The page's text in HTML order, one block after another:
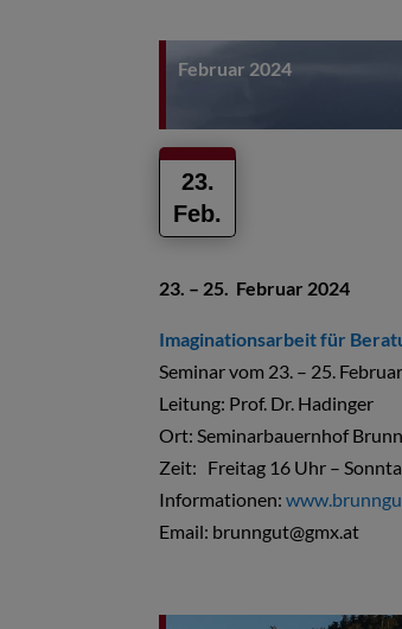
Februar 2024
23.
Feb.
23. – 25. Februar 2024
Imaginationsarbeit für
Seminar vom 23. – 25.
Leitung: Prof. Dr. Hadinger
Ort:Seminarbauernhof
Zeit: Freitag 16 Uhr –
Informationen:
Email: brunngut@gmx.at